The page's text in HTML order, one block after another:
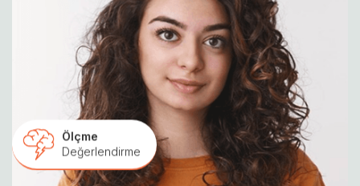
Ölçme
Değerlendirme